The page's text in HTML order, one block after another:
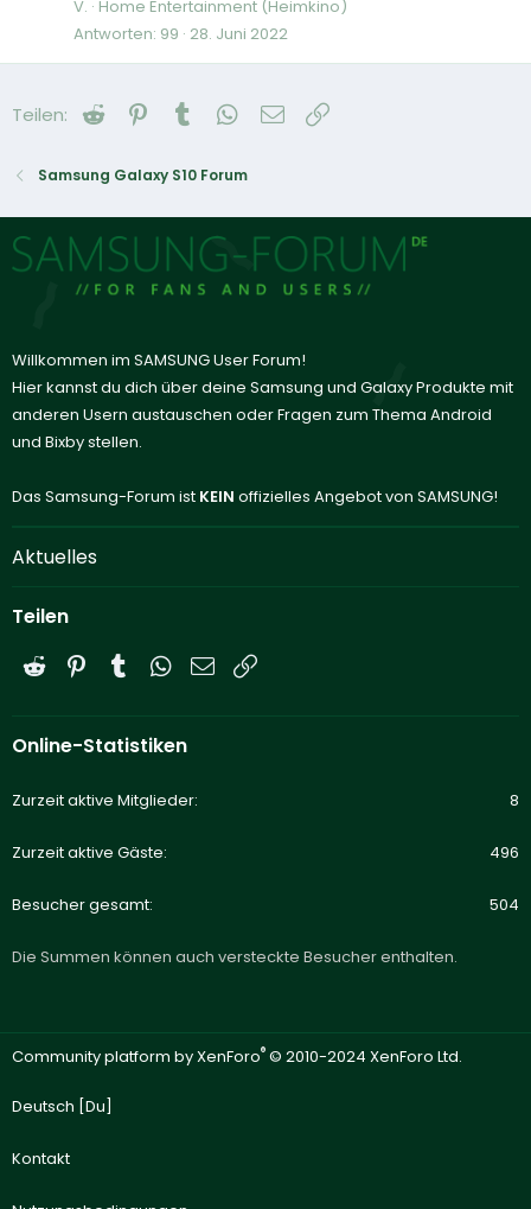
V. Home Entertainment (Heimkino)
Antworten 99 28. Juni 2022
Teilen: Reddit Pinterest
Tumblr WhatsApp
E-Mail
Samsung Galaxy S10 Forum
Willkommen im SAMSUNG User Forum!
Hier kannst du dich über deine Samsung und Galaxy Produkte mit
anderen Usern austauschen oder Fragen zum Thema Android
und Bixby stellen.
Das Samsung-Forum ist KEIN offizielles Angebot von SAMSUNG!
Aktuelles
Teilen
Reddit PinterestTumblrWhatsApp
E-Mail
Online-Statistiken
Zurzeit aktive Mitglieder 8
Zurzeit aktive Gäste 496
Besucher gesamt 504
Die Summen können auch versteckte Besucher enthalten.
Community platform by XenForo® © 2010-2024 XenForo Ltd.
Deutsch [Du]
Kontakt